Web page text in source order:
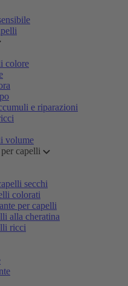
colore
e riparazioni
volume
capelli
secchi
colorati
per capelli
alla cheratina
ricci